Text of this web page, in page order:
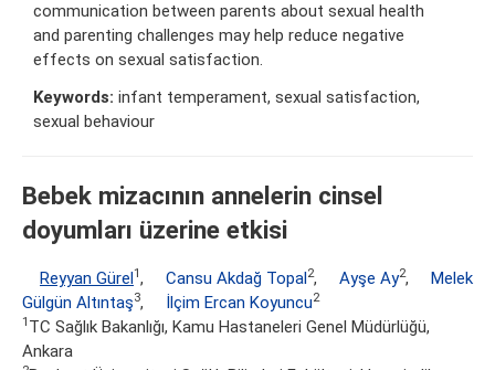
communication between parents about sexual health
and parenting challenges may help reduce negative
effects on sexual satisfaction.
Keywords: infant temperament, sexual satisfaction,
sexual behaviour
Bebek mizacının annelerin cinsel
doyumları üzerine etkisi
Reyyan Gürel1 , Cansu Akdağ Topal2, Ayşe Ay2,
Melek
Gülgün Altıntaş3, İlçim Ercan Koyuncu2
1 TC Sağlık Bakanlığı, Kamu Hastaneleri Genel Müdürlüğü,
Ankara